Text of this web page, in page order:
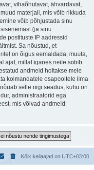
vihaõhutavat, ähvardavat,
materjali, mis võib rikkuda
võib põhjustada sinu
(ja sinu
postituste IP aadressid
Sa nõustud, et
on õigus eemaldada, muuta,
ajal, millal iganes neile sobib.
andmeid hoitakse meie
kolmandatele osapooltele ilma
selle riigi seadus, kuhu on
administraatorid ega
mis võivad andmeid
Kõik kellaajad on UTC+03:00